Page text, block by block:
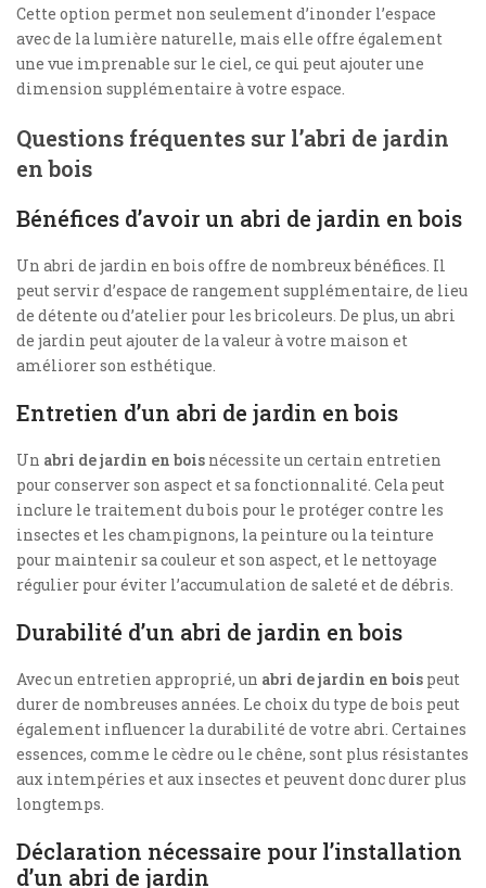
Cette option permet non seulement d’inonder l’espace
avec de la lumière naturelle, mais elle offre également
une vue imprenable sur le ciel, ce qui peut ajouter une
dimension supplémentaire à votre espace.
Questions fréquentes sur l’abri de jardin
en bois
Bénéfices d’avoir un abri de jardin en bois
Un abri de jardin en bois offre de nombreux bénéfices. Il
peut servir d’espace de rangement supplémentaire, de lieu
de détente ou d’atelier pour les bricoleurs. De plus, un abri
de jardin peut ajouter de la valeur à votre maison et
améliorer son esthétique.
Entretien d’un abri de jardin en bois
Un abri de jardin en bois nécessite un certain entretien
pour conserver son aspect et sa fonctionnalité. Cela peut
inclure le traitement du bois pour le protéger contre les
insectes et les champignons, la peinture ou la teinture
pour maintenir sa couleur et son aspect, et le nettoyage
régulier pour éviter l’accumulation de saleté et de débris.
Durabilité d’un abri de jardin en bois
Avec un entretien approprié, un abri de jardin en bois peut
durer de nombreuses années. Le choix du type de bois peut
également influencer la durabilité de votre abri. Certaines
essences, comme le cèdre ou le chêne, sont plus résistantes
aux intempéries et aux insectes et peuvent donc durer plus
longtemps.
Déclaration nécessaire pour l’installation
d’un abri de jardin